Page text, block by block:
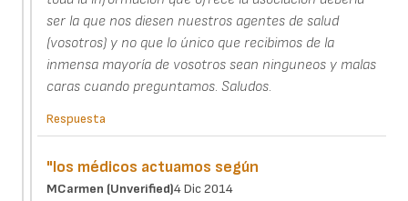
ser la que nos diesen nuestros agentes de salud
(vosotros) y no que lo único que recibimos de la
inmensa mayoría de vosotros sean ninguneos y malas
caras cuando preguntamos. Saludos.
Respuesta
"los médicos actuamos según
MCarmen (unverified)4 Dic 2014